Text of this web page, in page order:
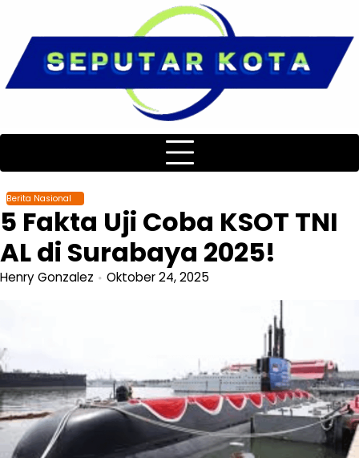
content
Berita Nasional
5 Fakta Uji Coba KSOT TNI
AL di Surabaya 2025!
Henry Gonzalez Oktober 24, 2025